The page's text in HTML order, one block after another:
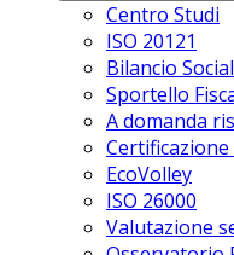
Centro Studi
ISO 20121
Bilancio
Sportello
A domanda
EcoVolley
ISO 26000
Valutazione